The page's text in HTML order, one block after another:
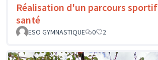
Réalisation d'un parcours sportif
santé
ESO GYMNASTIQUE
0 2